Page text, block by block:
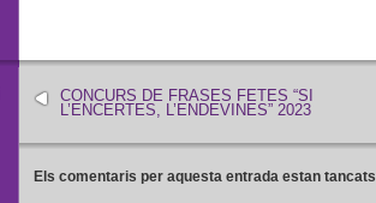
CONCURS DE FRASES FETES “SI
L’ENCERTES, L’ENDEVINES” 2023
Els comentaris per aquesta entrada estan tancats